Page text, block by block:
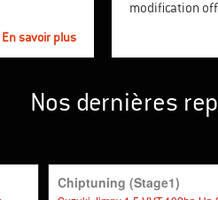
En savoir plus
modification
Nos dernières
Chiptuning (stage1)